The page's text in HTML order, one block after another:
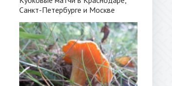
Санкт-Петербурге и Москве